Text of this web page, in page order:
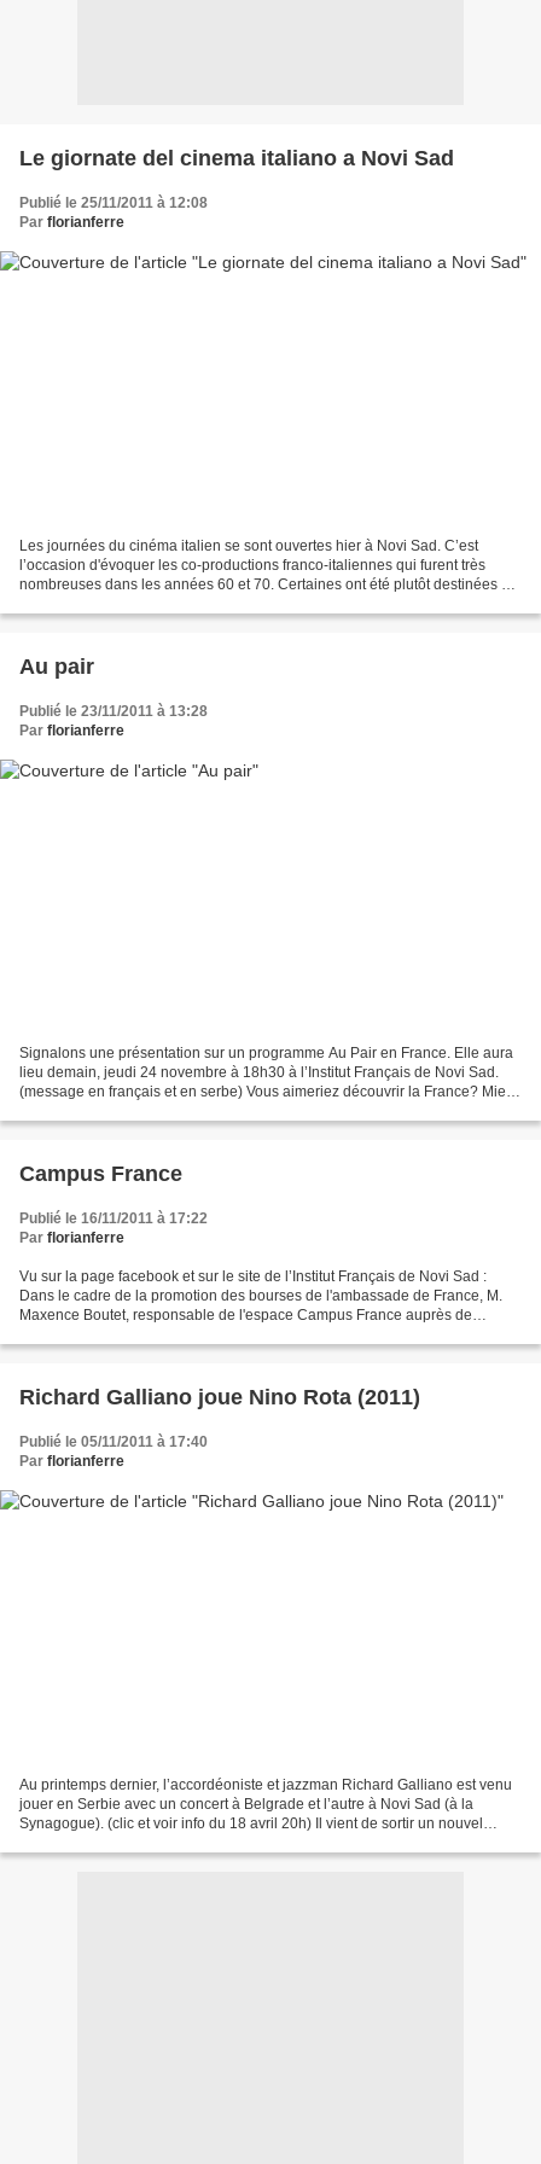
Le giornate del cinema italiano a Novi Sad
Publié le 25/11/2011 à 12:08
Par florianferre
Les journées du cinéma italien se sont ouvertes hier à Novi Sad. C’est
l’occasion d'évoquer les co-productions franco-italiennes qui furent très
nombreuses dans les années 60 et 70. Certaines ont été plutôt destinées au
Au pair
Publié le 23/11/2011 à 13:28
Par florianferre
Signalons une présentation sur un programme Au Pair en France. Elle aura
lieu demain, jeudi 24 novembre à 18h30 à l’Institut Français de Novi Sad.
(message en français et en serbe) Vous aimeriez découvrir la France? Mieux
Campus France
Publié le 16/11/2011 à 17:22
Par florianferre
Vu sur la page facebook et sur le site de l’Institut Français de Novi Sad :
Dans le cadre de la promotion des bourses de l'ambassade de France, M.
Maxence Boutet, responsable de l'espace Campus France auprès de
Richard Galliano joue Nino Rota (2011)
Publié le 05/11/2011 à 17:40
Par florianferre
Au printemps dernier, l’accordéoniste et jazzman Richard Galliano est venu
jouer en Serbie avec un concert à Belgrade et l’autre à Novi Sad (à la
Synagogue). (clic et voir info du 18 avril 20h) Il vient de sortir un nouvel